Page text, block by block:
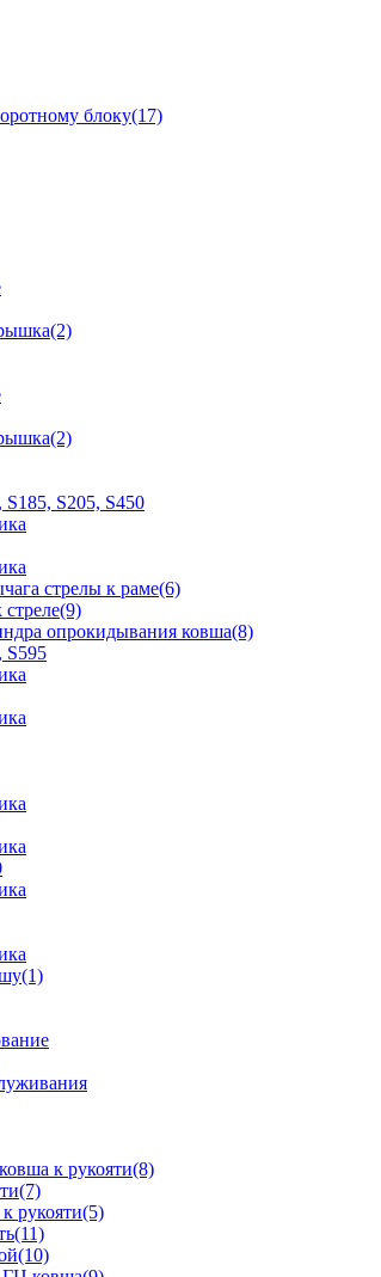
блоку(17)
S185, S205, S450
стрелы к раме(6)
опрокидывания ковша(8)
S595
к рукояти(8)
рукояти(5)